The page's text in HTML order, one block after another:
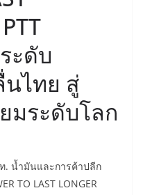
ะดับ
ไทย สู่
มระดับโลก
. น้ำมันและการค้าปลีก
TO LAST LONGER